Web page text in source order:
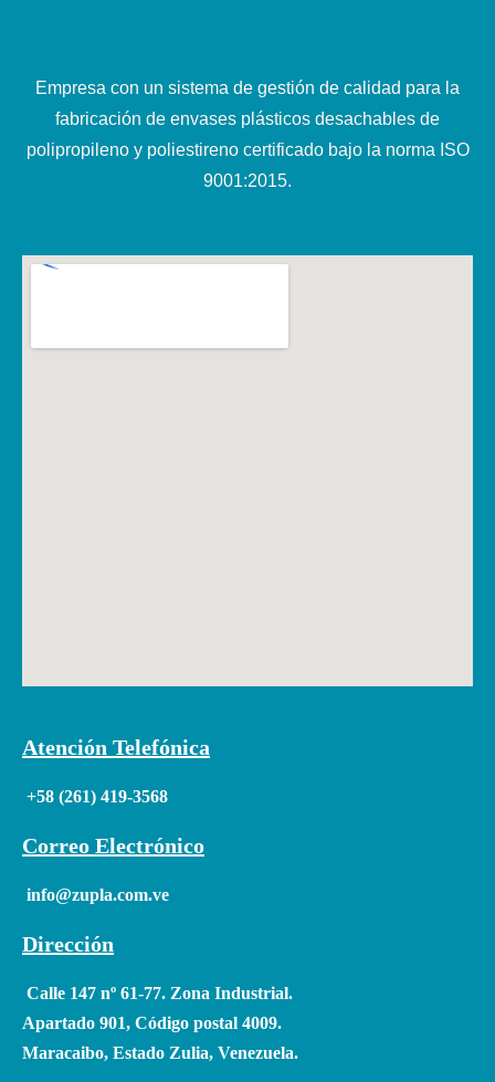
Empresa con un sistema de gestión de calidad para la
fabricación de envases plásticos desachables de
polipropileno y poliestireno certificado bajo la norma ISO
9001:2015.
Atención Telefónica
+58 (261) 419-3568
Correo Electrónico
info@zupla.com.ve
Dirección
Calle 147 nº 61-77. Zona Industrial.
Apartado 901, Código postal 4009.
Maracaibo, Estado Zulia, Venezuela.